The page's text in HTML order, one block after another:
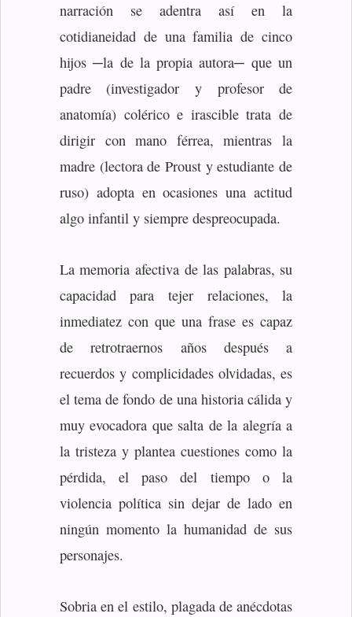
narración se adentra así en la
cotidianeidad de una familia de cinco
hijos ─la de la propia autora─ que un
padre (investigador y profesor de
anatomía) colérico e irascible trata de
dirigir con mano férrea, mientras la
madre (lectora de Proust y estudiante de
ruso) adopta en ocasiones una actitud
algo infantil y siempre despreocupada.
La memoria afectiva de las palabras, su
capacidad para tejer relaciones, la
inmediatez con que una frase es capaz
de retrotraernos años después a
recuerdos y complicidades olvidadas, es
el tema de fondo de una historia cálida y
muy evocadora que salta de la alegría a
la tristeza y plantea cuestiones como la
pérdida, el paso del tiempo o la
violencia política sin dejar de lado en
ningún momento la humanidad de sus
personajes.
Sobria en el estilo, plagada de anécdotas